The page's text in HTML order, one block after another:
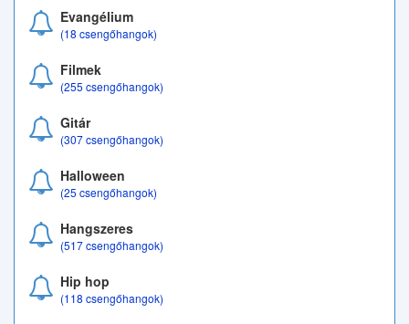
Evangélium
(18 csengőhangok)
Filmek
(255 csengőhangok)
Gitár
(307 csengőhangok)
Halloween
(25 csengőhangok)
Hangszeres
(517 csengőhangok)
Hip hop
(118 csengőhangok)